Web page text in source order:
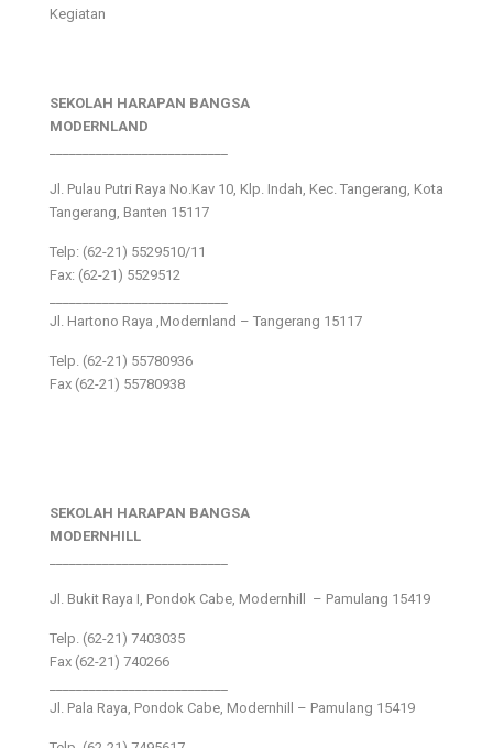
Kegiatan
SEKOLAH HARAPAN BANGSA
MODERNLAND
Jl. Pulau Putri Raya No.Kav 10, Klp. Indah, Kec. Tangerang, Kota
Tangerang, Banten 15117
Telp: (62-21) 5529510/11
Fax: (62-21) 5529512
Jl. Hartono Raya ,Modernland – Tangerang 15117
Telp. (62-21) 55780936
Fax (62-21) 55780938
SEKOLAH HARAPAN BANGSA
MODERNHILL
Jl. Bukit Raya I, Pondok Cabe, Modernhill – Pamulang 15419
Telp. (62-21) 7403035
Fax (62-21) 740266
Jl. Pala Raya, Pondok Cabe, Modernhill – Pamulang 15419